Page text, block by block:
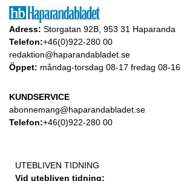
Adress: Storgatan 92B, 953 31 Haparanda
Telefon:+46(0)922-280 00
redaktion@haparandabladet.se
Öppet: måndag-torsdag 08-17 fredag 08-16
KUNDSERVICE
abonnemang@haparandabladet.se
Telefon:+46(0)922-280 00
UTEBLIVEN TIDNING
Vid utebliven tidning: